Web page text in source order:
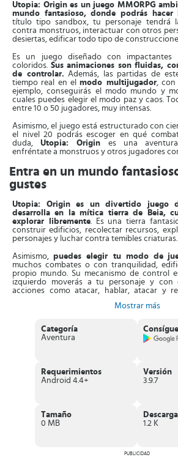
Utopia: Origin es un juego MMORPG
mundo fantasioso, donde podrás hacer
título tipo sandbox, tu personaje tendrá
contra monstruos, interactuar con otros
desiertas, edificar todo tipo de
Es un juego diseñado con impactantes
coloridos. Sus animaciones son fluidas,
de controlar. Además, las partidas de
tiempo real en elmodo multijugador, con
ejemplo, conseguirás el modo mundo y
cuales puedes elegir el modo paz y caos.
entre 10 o 50 jugadores, muy intensas.
Asimismo, el juego está estructurado con
el nivel 20 podrás escoger en qué
duda, Utopia: Origin es una
enfréntate a monstruos y otros jugadores
Entra en un mundo
gustes
Utopia: Origin es un divertido juego
desarrolla en la mítica tierra de Beia,
explorar libremente. Es una tierra
construir edificios, recolectar recursos,
personajes y luchar contra temibles criaturas.
Asimismo,puedes elegir tu modo de
muchos combates o con tranquilidad,
propio mundo. Su mecanismo de control
izquierdo moverás a tu personaje y con
acciones como atacar, hablar, atacar y
Lo primero que debes hacer es crear tu
estará en la misma zona inicial, lugar
integrarse en este mundo. Allí,
compañía de los demás jugadores nuevos.
normas básicas del juego, diseñar
conocer al resto de jugadores.
teletransportarse, escalar, nadar,
criaturas, sean voladoras o no. Gracias a
Características de Utopia:
Mostrar más
Categoría
Aventura
Requerimientos
Android 4.4+
Versión
3.9.7
Tamaño
0 MB
1.2 K
PUBLICIDAD